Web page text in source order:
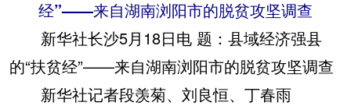
经”——来自湖南浏阳市的脱贫攻坚调查
新华社长沙5月18日电 题：县域经济强县
的“扶贫经”——来自湖南浏阳市的脱贫攻坚调查
新华社记者段羡菊、刘良恒、丁春雨